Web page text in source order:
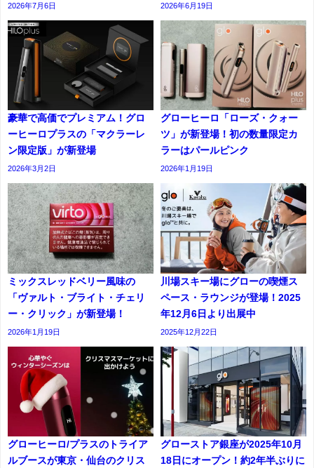
2026年7月6日 2026年6月19日
豪華で高価でプレミアム！グロ
ーヒーロプラスの「マクラーレ
ン限定版」が新登場
2026年3月2日
グローヒーロ「ローズ・クォー
ツ」が新登場！初の数量限定カ
ラーはパールピンク
2026年1月19日
ミックスレッドベリー風味の
「ヴァルト・ブライト・チェリ
ー・クリック」が新登場！
2026年1月19日
川場スキー場にグローの喫煙ス
ペース・ラウンジが登場！2025
年12月6日より出展中
2025年12月22日
グローヒーロ/プラスのトライア
ルブースが東京・仙台のクリス
グローストア銀座が2025年10月
18日にオープン！約2年半ぶりに